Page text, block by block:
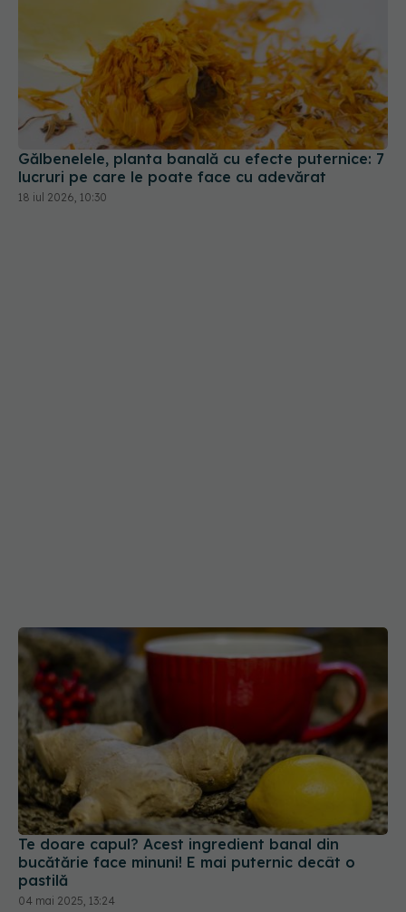
Gălbenelele, planta banală cu efecte puternice: 7
lucruri pe care le poate face cu adevărat
18 iul 2026, 10:30
Te doare capul? Acest ingredient banal din
bucătărie face minuni! E mai puternic decât o
pastilă
04 mai 2025, 13:24